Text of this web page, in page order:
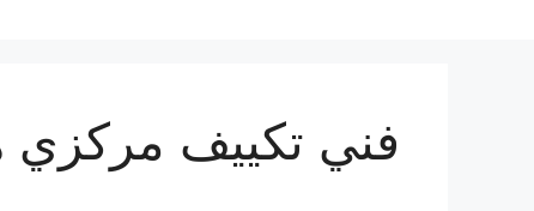
فني تكييف مركزي